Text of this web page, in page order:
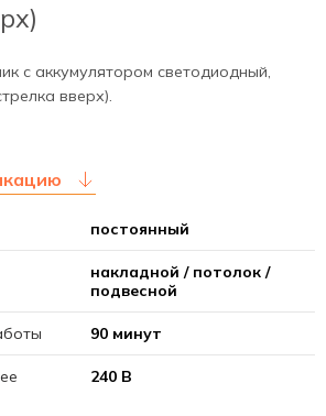
с аккумулятором светодиодный,
вверх).
постоянный
накладной / потолок /
подвесной
90 минут
240 В